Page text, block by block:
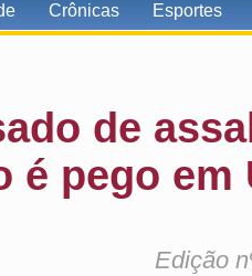
Crônicas Esportes
de
é pego em
Edição